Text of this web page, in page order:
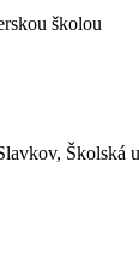
školou
Školská